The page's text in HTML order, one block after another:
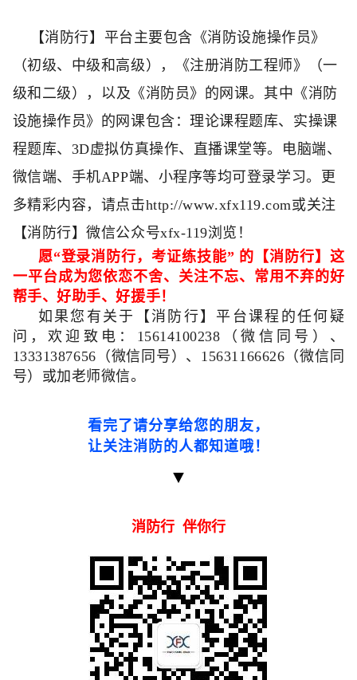
【消防行】平台主要包含 《消防设施操作员》
（初级、中级和高级） ， 《注册消防工程师》（一
级和二级） ，以及 《消防员》 的网课。 其中 《消防
设施操作员》的网课包含：理论课程题库、实操课
程题库、3D虚拟仿真操作、直播课堂等。电脑端、
微信端、手机APP端、小程序等均可登录学习。更
多精彩内容，请点击http://www.xfx119.com或关注
【消防行】微信公众号xfx-119浏览！
愿“登录消防行，考证练技能” 的【消防行】这
一平台成为您依恋不舍、关注不忘、常用不弃的好
帮手、好助手、好援手！
如果您有关于【消防行】平台课程的任何疑
问，欢迎致电： 15614100238（微信同号） 、
13331387656 （微信同号）、 15631166626（微信同
号）或加老师微信。
看完了请分享给您的朋友，
让关注消防的人都知道哦！
消防行 伴你行